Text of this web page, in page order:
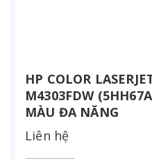
HP COLOR
M4303FDW
MÀU ĐA NĂNG
Liên hệ